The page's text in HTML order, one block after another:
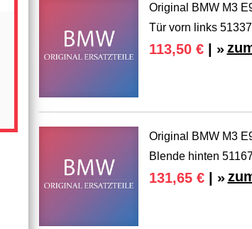
Original BMW M3
Tür vorn links
113,50 €| »
Original BMW M3
Blende hinten
131,65 €| »